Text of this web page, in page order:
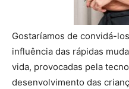
Gostaríamos de convidá-
influência das rápidas
vida, provocadas pela
desenvolvimento das